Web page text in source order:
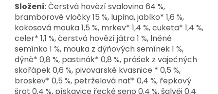
Složení: Čerstvá hovězí svalovina 64 %,
bramborové vločky 15 %, lupina, jablko* 1,6 %,
kokosová mouka 1,5 %, mrkev* 1,4 %, cuketa* 1,4 %,
celer* 1,1 %, čerstvá hovězí játra 1 %, lněné
semínko 1 %, mouka z dýňových semínek 1 %,
dýně* 0,8 %, pastinák* 0,8 %, prášek z vaječných
skořápek 0,6 %, pivovarské kvasnice * 0,5 %,
broskev* 0,5 %, petrželová nať* 0,4 %, řepkový
šrot 0,4 %, pískavice řecké seno 0,4 %, šalvěj 0,4